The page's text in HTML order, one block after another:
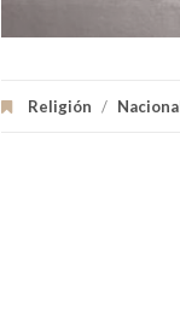
Religión /